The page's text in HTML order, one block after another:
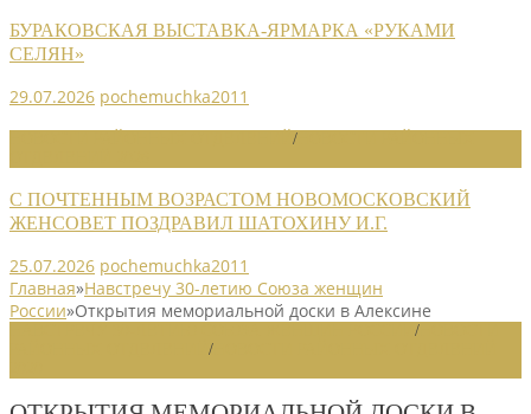
БУРАКОВСКАЯ ВЫСТАВКА-ЯРМАРКА «РУКАМИ
СЕЛЯН»
29.07.2026 pochemuchka2011
/
С ПОЧТЕННЫМ ВОЗРАСТОМ НОВОМОСКОВСКИЙ
ЖЕНСОВЕТ ПОЗДРАВИЛ ШАТОХИНУ И.Г.
25.07.2026 pochemuchka2011
Главная»Навстречу 30-летию Союза женщин
России»Открытия мемориальной доски в Алексине
/
/